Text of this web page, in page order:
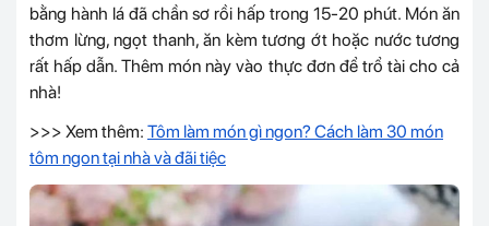
bằng hành lá đã chần sơ rồi hấp trong 15-20 phút. Món ăn
thơm lừng, ngọt thanh, ăn kèm tương ớt hoặc nước tương
rất hấp dẫn. Thêm món này vào thực đơn để trổ tài cho cả
nhà!
>>> Xem thêm: Tôm làm món gì ngon? Cách làm 30 món
tôm ngon tại nhà và đãi tiệc